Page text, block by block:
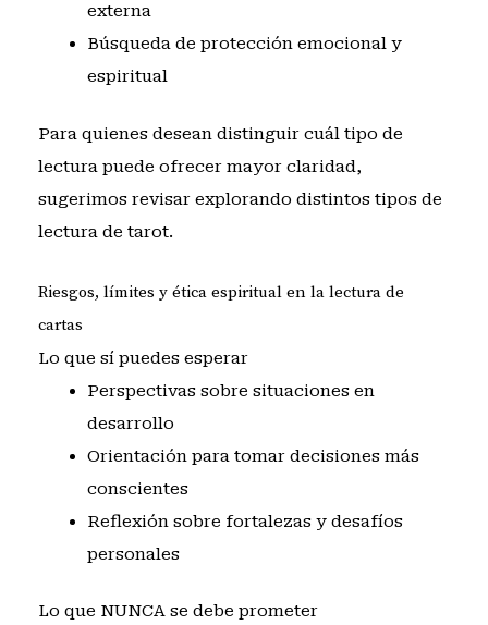
externa
Búsqueda de protección emocional y
espiritual
Para quienes desean distinguir cuál tipo de
lectura puede ofrecer mayor claridad,
sugerimos revisar explorando distintos tipos de
lectura de tarot.
Riesgos, límites y ética espiritual en la lectura de
cartas
Lo que sí puedes esperar
Perspectivas sobre situaciones en
desarrollo
Orientación para tomar decisiones más
conscientes
Reflexión sobre fortalezas y desafíos
personales
Lo que NUNCA se debe prometer